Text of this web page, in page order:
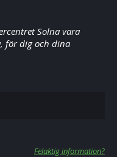
Solna vara
för dig och dina
Felaktig information?